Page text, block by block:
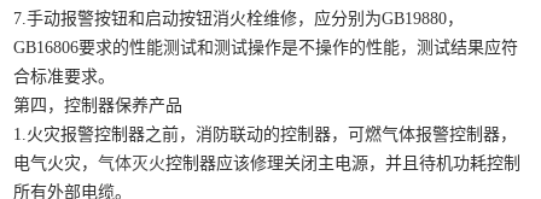
7.手动报警按钮和启动按钮消火栓维修，应分别为GB19880，
GB16806要求的性能测试和测试操作是不操作的性能，测试结果应符
合标准要求。
第四，控制器保养产品
1.火灾报警控制器之前，消防联动的控制器，可燃气体报警控制器，
电气火灾，气体灭火控制器应该修理关闭主电源，并且待机功耗控制
所有外部电缆。